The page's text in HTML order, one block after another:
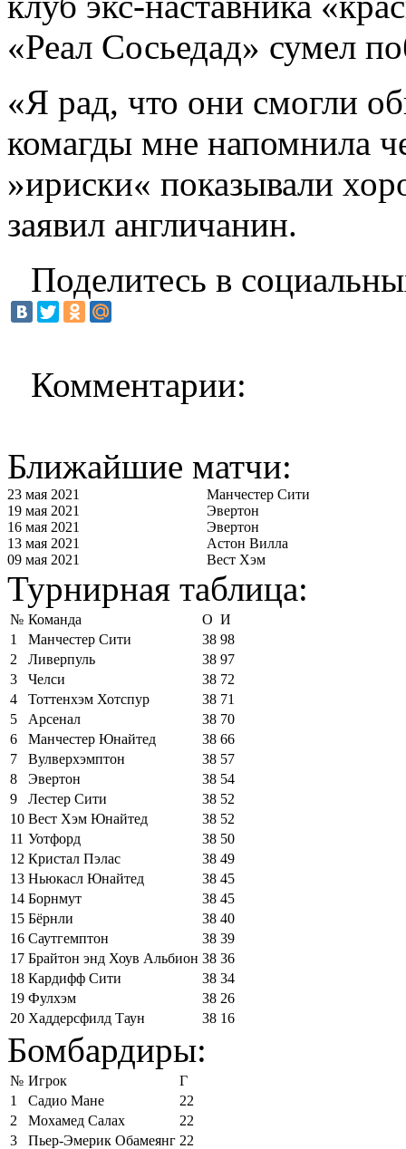
«Реал Сосьедад» сумел
«Я рад, что они смогли
комагды мне напомнила
»ириски« показывали
заявил англичанин.
Поделитесь в
Комментарии:
Ближайшие матчи:
23 мая 2021
Манчестер Сити
19 мая 2021
Эвертон
16 мая 2021
Эвертон
13 мая 2021
Астон Вилла
09 мая 2021
Вест Хэм
Турнирная таблица:
№ Команда О И
1
Манчестер Сити 38 98
2
Ливерпуль 38 97
3
Челси 38 72
4
Тоттенхэм Хотспур 38 71
5
Арсенал 38 70
6
Манчестер Юнайтед 38 66
7
Вулверхэмптон 38 57
8
Эвертон 38 54
9
Лестер Сити 38 52
10 Вест Хэм Юнайтед 38 52
11 Уотфорд 38 50
12 Кристал Пэлас 38 49
13 Ньюкасл Юнайтед 38 45
14 Борнмут 38 45
15 Бёрнли 38 40
16 Саутгемптон 38 39
17 Брайтон энд Хоув Альбион 38 36
18 Кардифф Сити 38 34
19 Фулхэм 38 26
20 Хаддерсфилд Таун 38 16
Бомбардиры:
№ Игрок
Г
1
Садио Мане
22
2
Мохамед Салах
22
3
Пьер-Эмерик Обамеянг 22